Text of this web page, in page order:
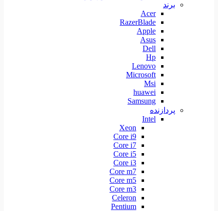
برند
Acer
RazerBlade
Apple
Asus
Dell
Hp
Lenovo
Microsoft
Msi
huawei
Samsung
پردازنده
Intel
Xeon
Core i9
Core i7
Core i5
Core i3
Core m7
Core m5
Core m3
Celeron
Pentium